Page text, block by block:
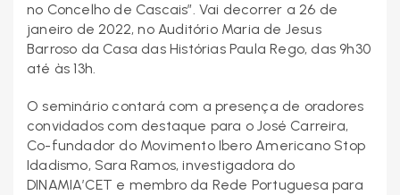
no Concelho de Cascais”. Vai decorrer a 26 de
janeiro de 2022, no Auditório Maria de Jesus
Barroso da Casa das Histórias Paula Rego, das 9h30
até às 13h.
O seminário contará com a presença de oradores
convidados com destaque para o José Carreira,
Co-fundador do Movimento Ibero Americano Stop
Idadismo, Sara Ramos, investigadora do
DINAMIA’CET e membro da Rede Portuguesa para